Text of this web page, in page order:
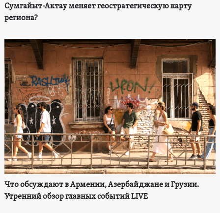
Сумгайыт-Актау меняет геостратегическую карту
региона?
Что обсуждают в Армении, Азербайджане и Грузии.
Утренний обзор главных событий LIVE